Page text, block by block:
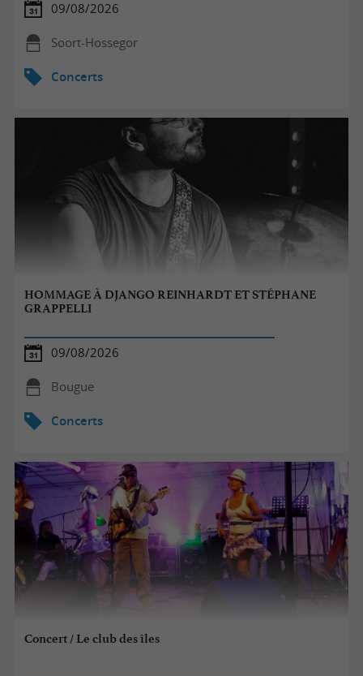
09/08/2026
Soort-Hossegor
Concerts
HOMMAGE À DJANGO REINHARDT ET STÉPHANE
GRAPPELLI
09/08/2026
Bougue
Concerts
Concert / Le club des îles